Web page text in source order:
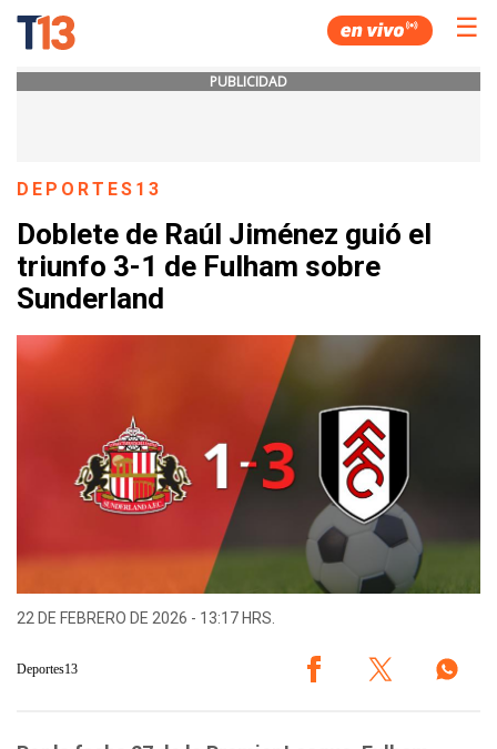
☰
PUBLICIDAD
DEPORTES13
Doblete de Raúl Jiménez guió el
triunfo 3-1 de Fulham sobre
Sunderland
22 DE FEBRERO DE 2026 - 13:17 HRS.
Deportes13